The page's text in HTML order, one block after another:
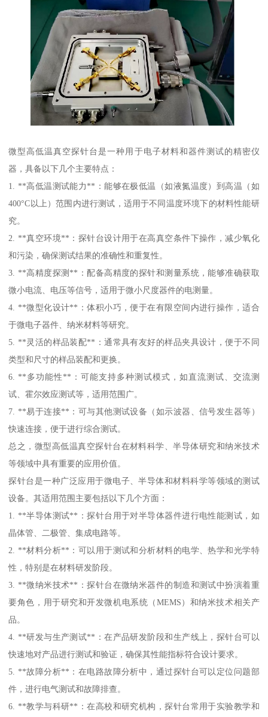
微型高低温真空探针台是一种用于电子材料和器件测试的精密仪
器，具备以下几个主要特点：
1. **高低温测试能力**：能够在极低温（如液氮温度）到高温（如
400°C以上）范围内进行测试，适用于不同温度环境下的材料性能研
究。
2. **真空环境**：探针台设计用于在高真空条件下操作，减少氧化
和污染，确保测试结果的准确性和重复性。
3. **高精度探测**：配备高精度的探针和测量系统，能够准确获取
微小电流、电压等信号，适用于微小尺度器件的电测量。
4. **微型化设计**：体积小巧，便于在有限空间内进行操作，适合
于微电子器件、纳米材料等研究。
5. **灵活的样品装配**：通常具有友好的样品夹具设计，便于不同
类型和尺寸的样品装配和更换。
6. **多功能性**：可能支持多种测试模式，如直流测试、交流测
试、霍尔效应测试等，适用范围广。
7. **易于连接**：可与其他测试设备（如示波器、信号发生器等）
快速连接，便于进行综合测试。
总之，微型高低温真空探针台在材料科学、半导体研究和纳米技术
等领域中具有重要的应用价值。
探针台是一种广泛应用于微电子、半导体和材料科学等领域的测试
设备。其适用范围主要包括以下几个方面：
1. **半导体测试**：探针台用于对半导体器件进行电性能测试，如
晶体管、二极管、集成电路等。
2. **材料分析**：可以用于测试和分析材料的电学、热学和光学特
性，特别是在材料研发阶段。
3. **微纳米技术**：探针台在微纳米器件的制造和测试中扮演着重
要角色，用于研究和开发微机电系统（MEMS）和纳米技术相关产
品。
4. **研发与生产测试**：在产品研发阶段和生产线上，探针台可以
快速地对产品进行测试和验证，确保其性能指标符合设计要求。
5. **故障分析**：在电路故障分析中，通过探针台可以定位问题部
件，进行电气测试和故障排查。
6. **教学与科研**：在高校和研究机构，探针台常用于实验教学和